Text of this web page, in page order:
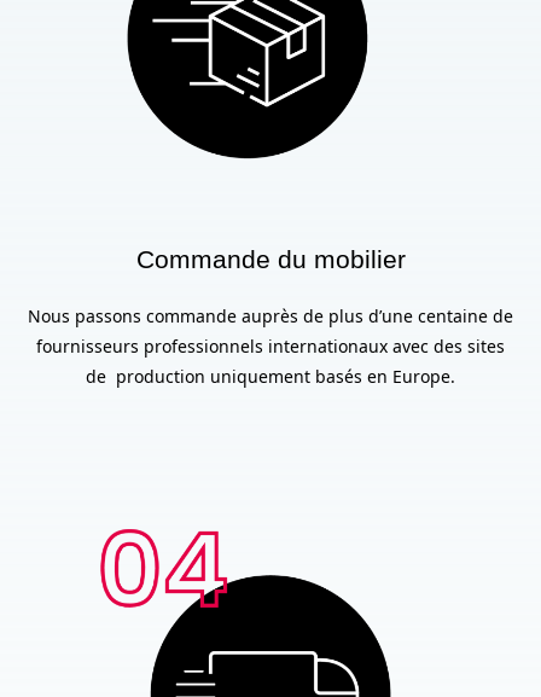
Commande du mobilier
Nous passons commande auprès de plus d’une centaine de
fournisseurs professionnels internationaux avec des sites
de production uniquement basés en Europe.